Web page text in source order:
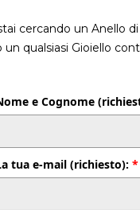
cercando un Anello
un qualsiasi Gioiello
e Cognome
tua e-mail (richiesto): *